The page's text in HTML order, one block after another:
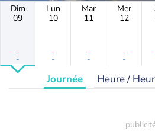
Dim
09
-
-
Lun
10
-
-
Mar
11
-
-
Mer
12
-
-
Journée Heure /